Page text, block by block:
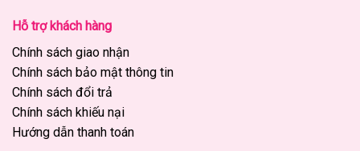
Hỗ trợ khách hàng
Chính sách giao nhận
Chính sách bảo mật thông tin
Chính sách đổi trả
Chính sách khiếu nại
Hướng dẫn thanh toán